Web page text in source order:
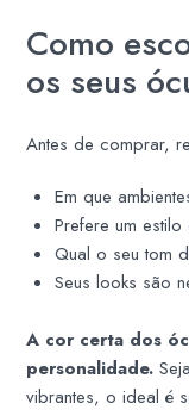
Como
os seus
Antes de comprar,
Em que
Prefere um
Qual o seu tom
Seus looks são
A cor certa dos
personalidade.
vibrantes, o ideal é